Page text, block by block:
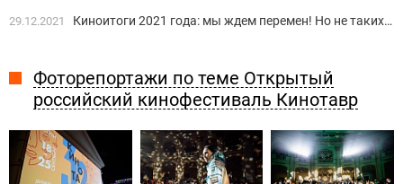
29.12.2021 Киноитоги 2021 года: мы ждем перемен! Но не таких…
Фоторепортажи по теме Открытый
российский кинофестиваль Кинотавр